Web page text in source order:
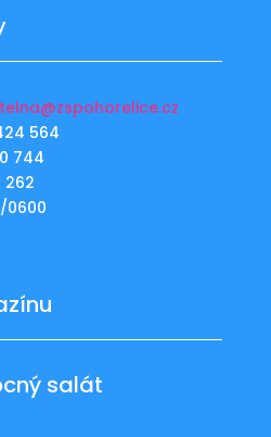
564
744
262
0600
salát